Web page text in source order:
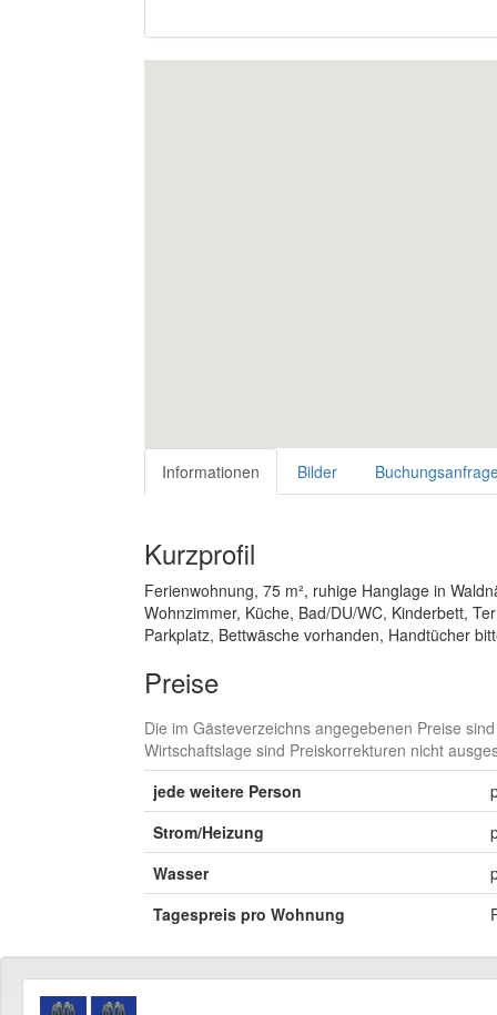
Informationen Bilder
Kurzprofil
Ferienwohnung, 75 m², ruhige Hanglage in
Wohnzimmer, Küche, Bad/DU/WC, Kinderbett,
Parkplatz, Bettwäsche vorhanden, Handtücher
Preise
Die im Gästeverzeichns angegebenen Preise
Wirtschaftslage sind Preiskorrekturen nicht
jede weitere Person
Strom/Heizung
Wasser
Tagespreis pro Wohnung